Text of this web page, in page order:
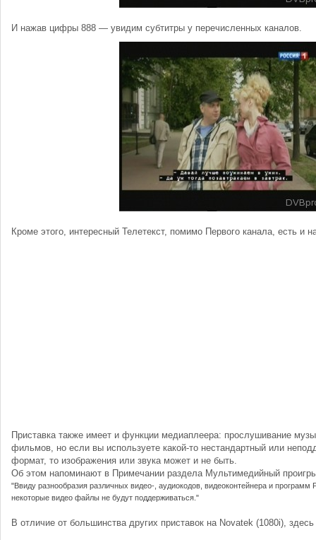
И нажав цифры 888 — увидим субтитры у перечисленных каналов.
Кроме этого, интересный Телетекст, помимо Первого канала, есть и
Приставка также имеет и функции медиаплеера: прослушивание
фильмов, но если вы используете какой-то нестандартный или
формат, то изображения или звука может и не быть.
Об этом напоминают в Примечании раздела Мультимедийный
"Ввиду разнообразия различных видео-, аудиокодов, видеоконтейнера и программ
некоторые видео файлы не будут поддерживаться."
В отличие от большинства других приставок на Novatek (1080i),